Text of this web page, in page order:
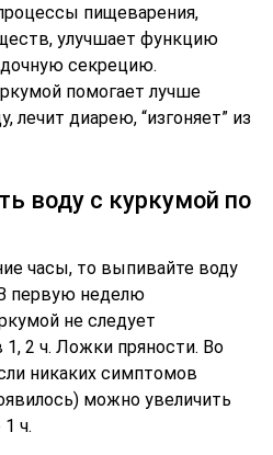
пищеварения,
улучшает функцию
секрецию.
помогает лучше
лечит диарею, “изгоняет” из
воду с куркумой по
часы, то выпивайте воду
В первую неделю
не следует
2 ч. Ложки пряности. Во
никаких симптомов
можно увеличить
ч.